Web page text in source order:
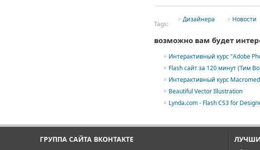
Tags:
Дизайнера Новости
возможно вам будет
Интерактивный курс "Adobe
Flash сайт за 120 минут (Тим
Интерактивный курс
Beautiful Vector Illustration
Lynda.com - Flash CS3 for
ГРУППА САЙТА ВКОНТАКТЕ